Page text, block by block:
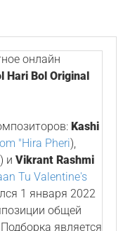
онлайн
Hari Bol Original
Kashi
"Hira Pheri),
) и Vikrant Rashmi
Tu Valentine's
1 января 2022
общей
является